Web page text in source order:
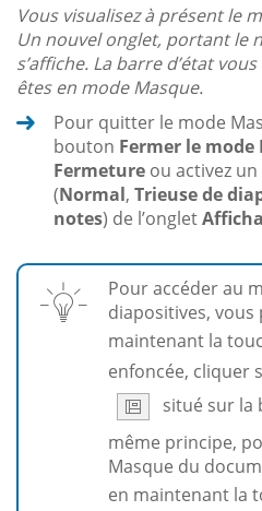
Vous visualisez à présent le
Un nouvel onglet, portant le
s’affiche. La barre d’état
êtes en mode Masque.
Pour quitter le mode
bouton Fermer le mode
Fermeture ou activez
(Normal, Trieuse de
notes) de l’onglet
Pour accéder au
diapositives, vous
maintenant la
enfoncée, cliquer
situé sur la
même principe,
Masque du
en maintenant la